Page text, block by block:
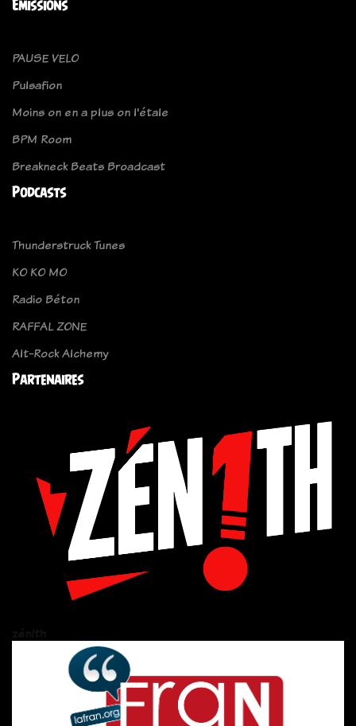
Emissions
PAUSE VELO
Pulsafion
Moins on en a plus on l'étale
BPM Room
Breakneck Beats Broadcast
Podcasts
Thunderstruck Tunes
KO KO MO
Radio Béton
RAFFAL ZONE
Alt-Rock Alchemy
Partenaires